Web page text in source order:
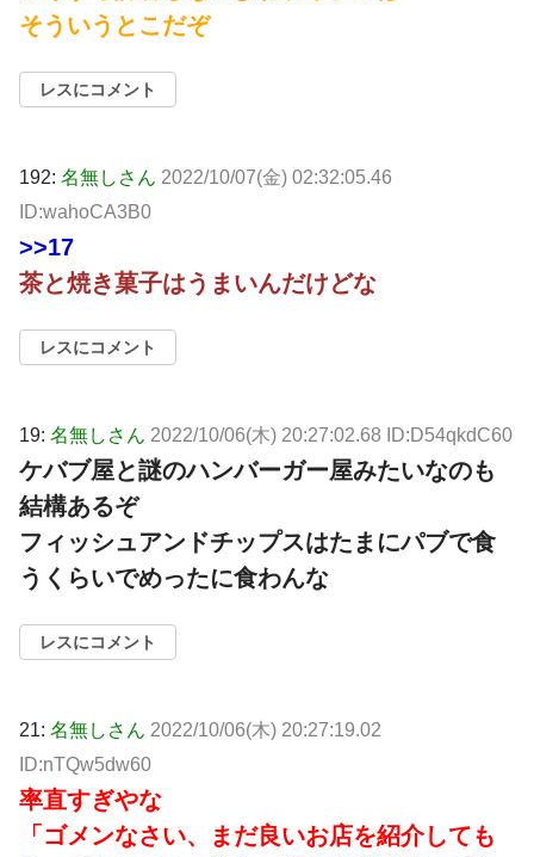
そういうとこだぞ
レスにコメント
192: 名無しさん 2022/10/07(金) 02:32:05.46
ID:wahoCA3B0
>>17
茶と焼き菓子はうまいんだけどな
レスにコメント
19: 名無しさん 2022/10/06(木) 20:27:02.68 ID:D54qkdC60
ケバブ屋と謎のハンバーガー屋みたいなのも
結構あるぞ
フィッシュアンドチップスはたまにパブで食
うくらいでめったに食わんな
レスにコメント
21: 名無しさん 2022/10/06(木) 20:27:19.02
ID:nTQw5dw60
率直すぎやな
「ゴメンなさい、まだ良いお店を紹介しても